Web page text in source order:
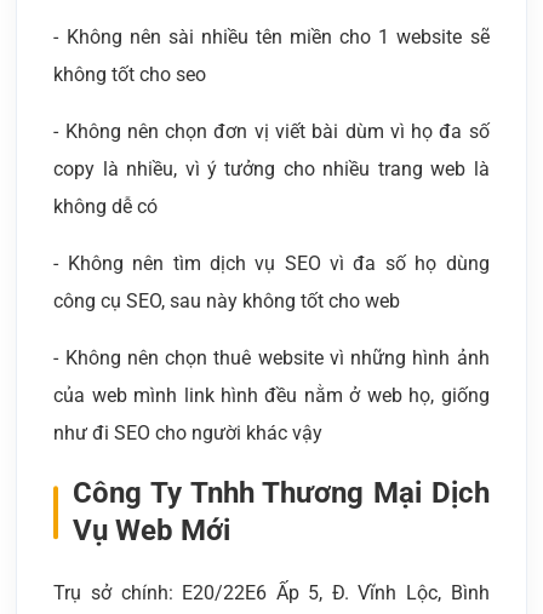
- Không nên sài nhiều tên miền cho 1 website sẽ
không tốt cho seo
- Không nên chọn đơn vị viết bài dùm vì họ đa số
copy là nhiều, vì ý tưởng cho nhiều trang web là
không dễ có
- Không nên tìm dịch vụ SEO vì đa số họ dùng
công cụ SEO, sau này không tốt cho web
- Không nên chọn thuê website vì những hình ảnh
của web mình link hình đều nằm ở web họ, giống
như đi SEO cho người khác vậy
Công Ty Tnhh Thương Mại Dịch
Vụ Web Mới
Trụ sở chính: E20/22E6 Ấp 5, Đ. Vĩnh Lộc, Bình